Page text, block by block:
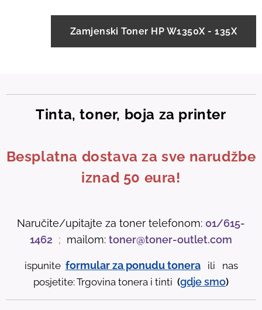
Zamjenski Toner HP W1350X - 135X
Tinta, toner, boja za printer
Besplatna dostava za sve narudžbe
iznad 50 eura!
Naručite/upitajte za toner telefonom: 01/615-
1462 ; mailom: toner@toner-outlet.com
ispunite formular za ponudu tonera
ili nas
posjetite: Trgovina tonera i tinti (gdjesmo)